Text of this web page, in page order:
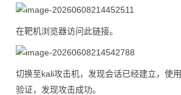
在靶机浏览器访问此链接。
切换至kali攻击机，发现会话已经建立，使用
验证，发现攻击成功。